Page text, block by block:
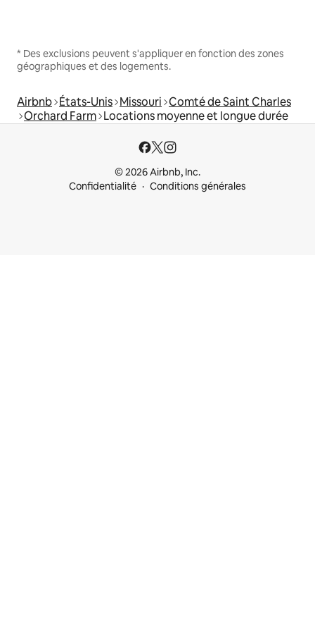
* Des exclusions peuvent s'appliquer en fonction des zones
géographiques et des logements.
Airbnb États-Unis Missouri Comté de Saint Charles
Orchard Farm Locations moyenne et longue durée
© 2026 Airbnb, Inc.
Confidentialité
Conditions générales